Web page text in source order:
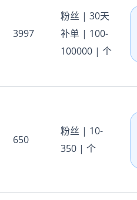
3997
粉丝 | 30天
补单 | 100-
100000 | 个
650
粉丝 | 10-
350 | 个